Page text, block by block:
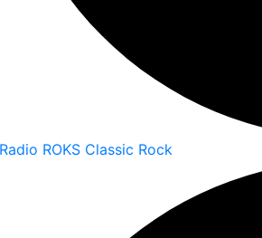
Radio ROKS Classic Rock